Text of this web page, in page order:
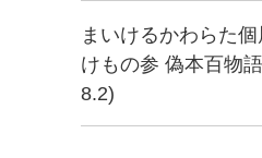
まいけるかわらた
けもの参 偽本百物
8.2)